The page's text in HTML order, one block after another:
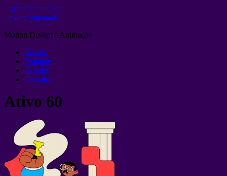
Ir para o conteúdo
Layer Lemonade
Motion Design e Animação
Cursos
Youtube
Collabs
Contato
Ativo 60